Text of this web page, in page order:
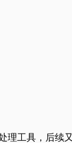
工具，后续